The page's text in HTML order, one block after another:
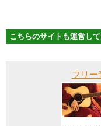
こちらのサイトも運営し
フリー